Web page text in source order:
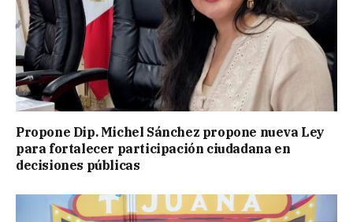
Propone Dip. Michel Sánchez propone nueva Ley
para fortalecer participación ciudadana en
decisiones públicas